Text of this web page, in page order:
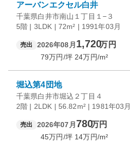
アーバンエクセル白井
千葉県白井市南山１丁目１−３
5階 | 3LDK | 72m² | 1991年03月
売出 2026年08月 1,720万円
79万円/坪 24万円/m²
堀込第4団地
千葉県白井市堀込２丁目４
2階 | 2LDK | 56.82m² | 1981年03月
売出 2026年07月 780万円
45万円/坪 14万円/m²